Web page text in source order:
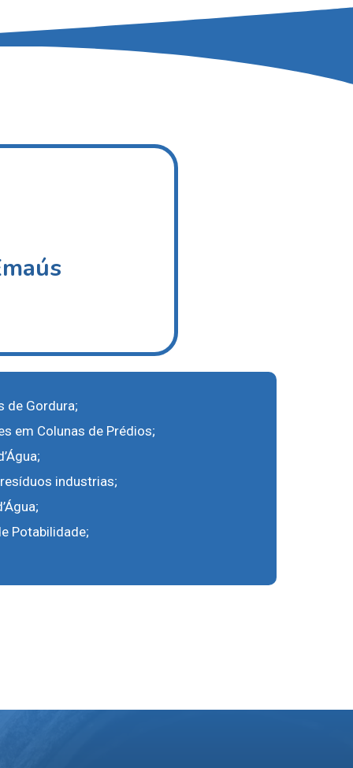
de Gordura;
em Colunas de Prédios;
industrias;
Potabilidade;